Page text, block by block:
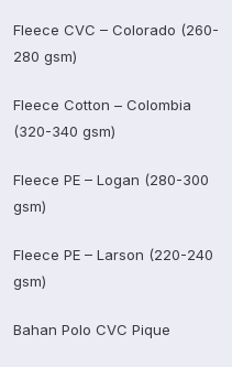
Fleece CVC – Colorado (260-
280 gsm)
Fleece Cotton – Colombia
(320-340 gsm)
Fleece PE – Logan (280-300
gsm)
Fleece PE – Larson (220-240
gsm)
Bahan Polo CVC Pique